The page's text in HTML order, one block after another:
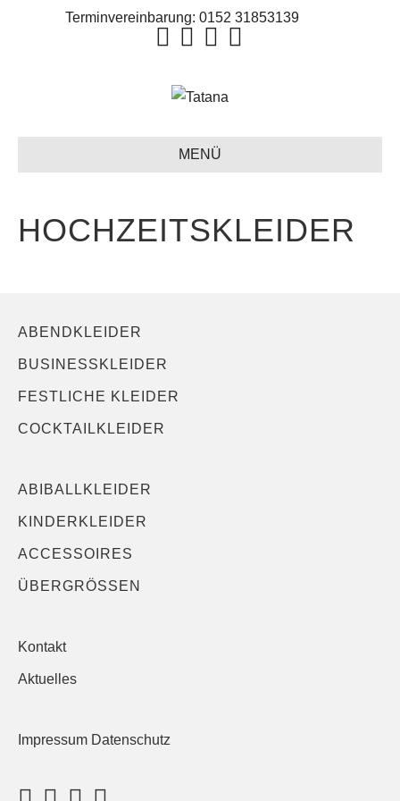
Terminvereinbarung: 0152 31853139
MENÜ
HOCHZEITSKLEIDER
ABENDKLEIDER
BUSINESSKLEIDER
FESTLICHE KLEIDER
COCKTAILKLEIDER
ABIBALLKLEIDER
KINDERKLEIDER
ACCESSOIRES
ÜBERGRÖSSEN
Kontakt
Aktuelles
Impressum Datenschutz